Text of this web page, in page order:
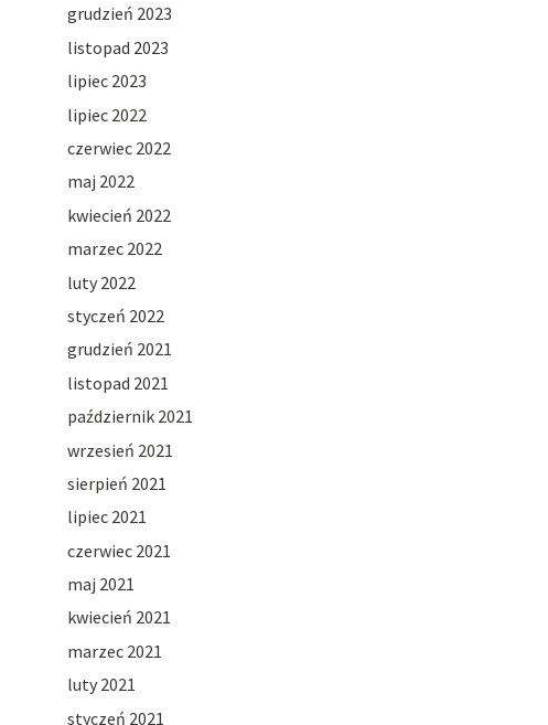
grudzień 2023
listopad 2023
lipiec 2023
lipiec 2022
czerwiec 2022
maj 2022
kwiecień 2022
marzec 2022
luty 2022
styczeń 2022
grudzień 2021
listopad 2021
październik 2021
wrzesień 2021
sierpień 2021
lipiec 2021
czerwiec 2021
maj 2021
kwiecień 2021
marzec 2021
luty 2021
styczeń 2021